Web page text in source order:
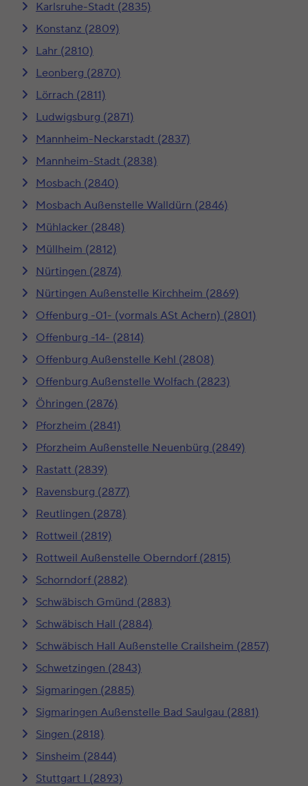
Karlsruhe-Stadt (2835)
Konstanz (2809)
Lahr (2810)
Leonberg (2870)
Lörrach (2811)
Ludwigsburg (2871)
Mannheim-Neckarstadt (2837)
Mannheim-Stadt (2838)
Mosbach (2840)
Mosbach Außenstelle Walldürn (2846)
Mühlacker (2848)
Müllheim (2812)
Nürtingen (2874)
Nürtingen Außenstelle Kirchheim (2869)
Offenburg -01- (vormals ASt Achern) (2801)
Offenburg -14- (2814)
Offenburg Außenstelle Kehl (2808)
Offenburg Außenstelle Wolfach (2823)
Öhringen (2876)
Pforzheim (2841)
Pforzheim Außenstelle Neuenbürg (2849)
Rastatt (2839)
Ravensburg (2877)
Reutlingen (2878)
Rottweil (2819)
Rottweil Außenstelle Oberndorf (2815)
Schorndorf (2882)
Schwäbisch Gmünd (2883)
Schwäbisch Hall (2884)
Schwäbisch Hall Außenstelle Crailsheim (2857)
Schwetzingen (2843)
Sigmaringen (2885)
Sigmaringen Außenstelle Bad Saulgau (2881)
Singen (2818)
Sinsheim (2844)
Stuttgart I (2893)